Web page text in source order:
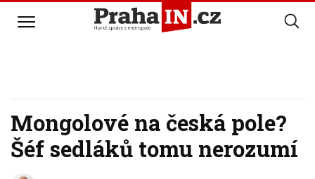
Mongolové na česká pole?
Šéf sedláků tomu nerozumí